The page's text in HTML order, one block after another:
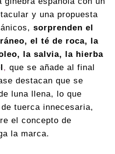
y una propuesta
sorprenden el
el té de roca, la
la salvia, la hierba
, que se añade al final
destacan que se
luna llena, lo que
tuerca innecesaria,
el concepto de
la marca.